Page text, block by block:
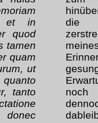
et in
quod
tamen
quam
ut
tanto
donec
die